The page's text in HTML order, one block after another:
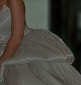
Zmiana ustawień
identyfikacji.
reklam i treści,